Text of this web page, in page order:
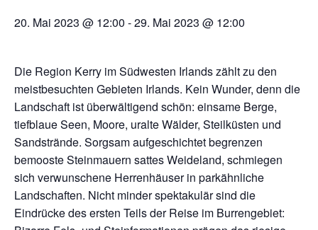
20. Mai 2023 @ 12:00 -29. Mai 2023 @ 12:00
Die Region Kerry im Südwesten Irlands zählt zu den
meistbesuchten Gebieten Irlands. Kein Wunder, denn die
Landschaft ist überwältigend schön: einsame Berge,
tiefblaue Seen, Moore, uralte Wälder, Steilküsten und
Sandstrände. Sorgsam aufgeschichtet begrenzen
bemooste Steinmauern sattes Weideland, schmiegen
sich verwunschene Herrenhäuser in parkähnliche
Landschaften. Nicht minder spektakulär sind die
Eindrücke des ersten Teils der Reise im Burrengebiet: